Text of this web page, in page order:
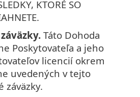
KTORÉ SO
Táto Dohoda
Poskytovateľa a jeho
licencií okrem
uvedených v tejto
záväzky.